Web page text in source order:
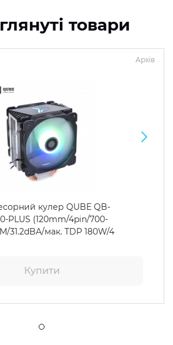
товари
Архів
кулер QUBE QB-
PLUS (120mm/4pin/700-
31.2dBA/мак. TDP 180W/4
Купити